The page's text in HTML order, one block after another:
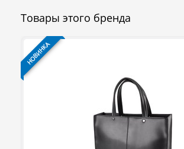
(095) 706-69-33
Товары этого бренда
НОВИНКА